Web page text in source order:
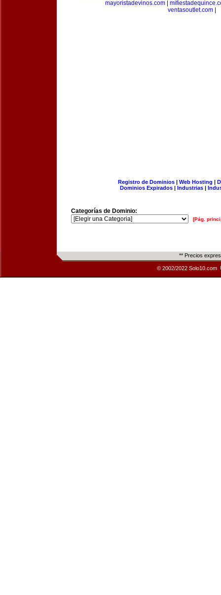
mayoristadevinos.com
ventasoutlet.com
Registro de Dominios| Web Hosting |
Dominios Expirados | Industrias |
Categorías de Dominio:
[Pág.
** Precios
© 2002/2022 Solo10.com